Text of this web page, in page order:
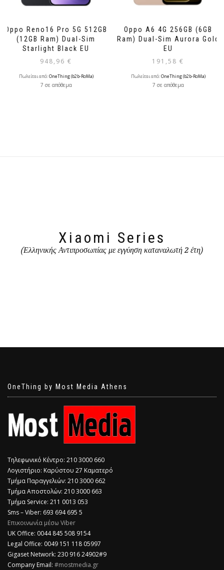
Oppo Reno16 Pro 5G 512GB
(12GB Ram) Dual-Sim
Starlight Black EU
948,96 €
Πωλείται από:OneThing (b2b-RoMa)
7 σε απόθεμα
Oppo A6 4G 256GB (6GB
Ram) Dual-Sim Aurora Gold
EU
191,58 €
Πωλείται από:OneThing (b2b-RoMa)
7 σε απόθεμα
Xiaomi Series
(Ελληνικής Αντιπροσωπίας με εγγύηση καταναλωτή 2 έτη)
OneThing by Most Media Athens
Τηλεφωνικό Κέντρο: 210 3000 660
Λογιστήριο: Καρύστου 27 Καματερό
Τμήμα Παραγγελιών: 210 3000 662
Τμήμα Αποστολών: 210 3000 663
Τμήμα Service: 211 0013 053
Sms – Viber: 693 694 695 5
Επικοινωνία μέσω Viber
​UK Office: 0044 845 508 9154
Legal Office: 0049 151 118 05997
Gigaset Network: 230 916 24902#9
Company Email: #mostmedia.gr